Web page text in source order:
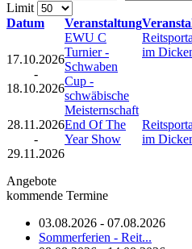
Limit
Datum
Veranstaltung
17.10.2026
-
18.10.2026
EWU C
Turnier -
Schwaben
Cup -
schwäbische
Meisternschaft
im
28.11.2026
-
29.11.2026
End Of The
Year Show
im
Angebote
kommende Termine
03.08.2026 - 07.08.2026
Sommerferien - Reit...